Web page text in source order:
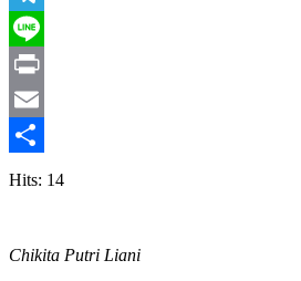
Telegram
Line
Print
Email
Share
Hits: 14
Chikita Putri Liani